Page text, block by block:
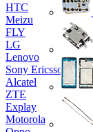
HTC
Meizu
FLY
LG
Lenovo
Sony Ericsson
Alcatel
ZTE
Explay
Motorola